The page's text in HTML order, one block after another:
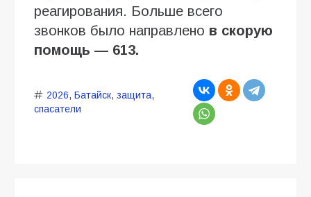
реагирования. Больше всего
звонков было направлено в скорую
помощь — 613.
2026, Батайск, защита,
спасатели